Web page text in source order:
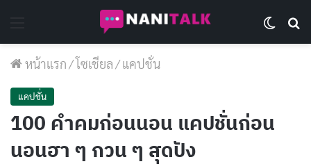
หน้าแรก/โซเชียล/แคปชั่น
แคปชั่น
100 คำคมก่อนนอน แคปชั่นก่อน
นอนฮา ๆ กวน ๆ สุดปัง